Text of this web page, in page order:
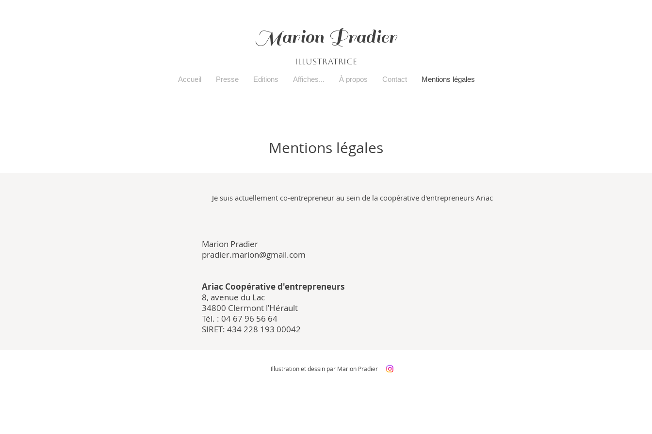
Marion Pradier
Illustratrice
Accueil Presse Editions Affiches... À propos Contact Mentions légales
Mentions légales
Je suis actuellement co-entrepreneur au sein de la coopérative d'entrepreneurs Ariac
Marion Pradier
pradier.marion@gmail.com
Ariac Coopérative d'entrepreneurs
8, avenue du Lac
34800 Clermont l’Hérault
Tél. : 04 67 96 56 64
SIRET: 434 228 193 00042
Illustration et dessin par Marion Pradier